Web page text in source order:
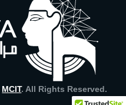
MCIT. All Rights Reserved.